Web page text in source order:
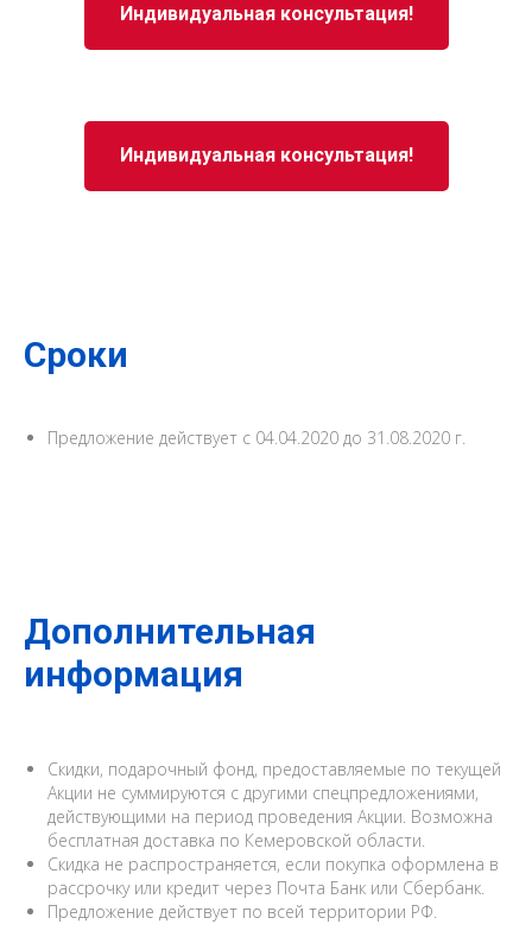
Индивидуальная консультация!
Индивидуальная консультация!
Сроки
Предложение действует с 04.04.2020 до 31.08.2020 г.
Дополнительная
информация
Скидки, подарочный фонд, предоставляемые по текущей
Акции не суммируются с другими спецпредложениями,
действующими на период проведения Акции. Возможна
бесплатная доставка по Кемеровской области.
Скидка не распространяется, если покупка оформлена в
рассрочку или кредит через Почта Банк или Сбербанк.
Предложение действует по всей территории РФ.